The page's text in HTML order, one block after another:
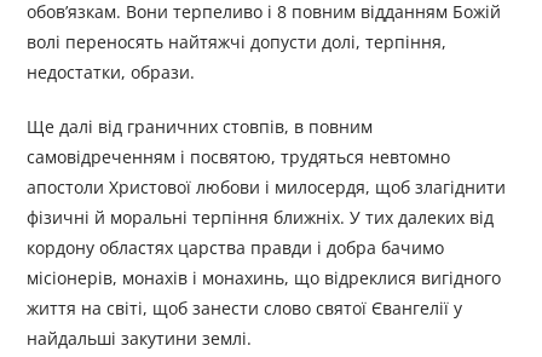
обов’язкам. Вони терпеливо і 8 повним відданням Божій
волі переносять найтяжчі допусти долі, терпіння,
недостатки, образи.
Ще далі від граничних стовпів, в повним
самовідреченням і посвятою, трудяться невтомно
апостоли Христової любови і милосердя, щоб злагіднити
фізичні й моральні терпіння ближніх. У тих далеких від
кордону областях царства правди і добра бачимо
місіонерів, монахів і монахинь, що відреклися вигідного
життя на світі, щоб занести слово святої Євангелії у
найдальші закутини землі.